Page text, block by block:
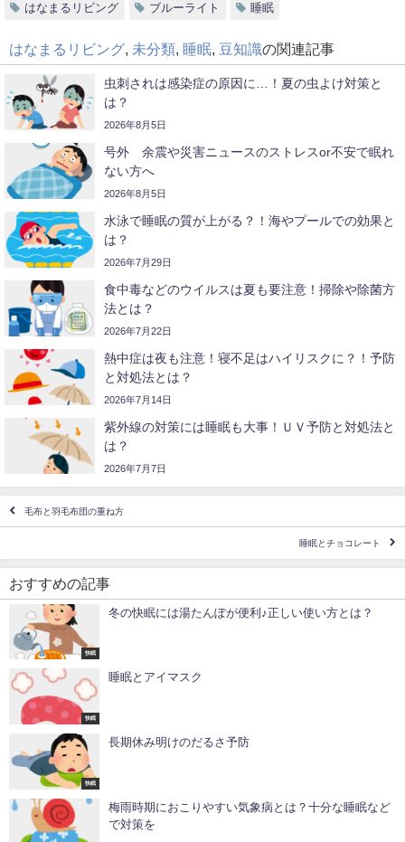
はなまるリビング ブルーライト 睡眠
はなまるリビング 未分類 睡眠 豆知識の関連記事
虫刺されは感染症の原因に…！夏の虫よけ対策と
は？
2026年8月5日
号外 余震や災害ニュースのストレスor不安で眠れ
ない方へ
2026年8月5日
水泳で睡眠の質が上がる？！海やプールでの効果と
は？
2026年7月29日
食中毒などのウイルスは夏も要注意！掃除や除菌方
法とは？
2026年7月22日
熱中症は夜も注意！寝不足はハイリスクに？！予防
と対処法とは？
2026年7月14日
紫外線の対策には睡眠も大事！ＵＶ予防と対処法と
は？
2026年7月7日
毛布と羽毛布団の重ね方
睡眠とチョコレート
おすすめの記事
快眠
冬の快眠には湯たんぽが便利♪正しい使い方とは？
快眠
睡眠とアイマスク
快眠
長期休み明けのだるさ予防
梅雨時期におこりやすい気象病とは？十分な睡眠など
で対策を